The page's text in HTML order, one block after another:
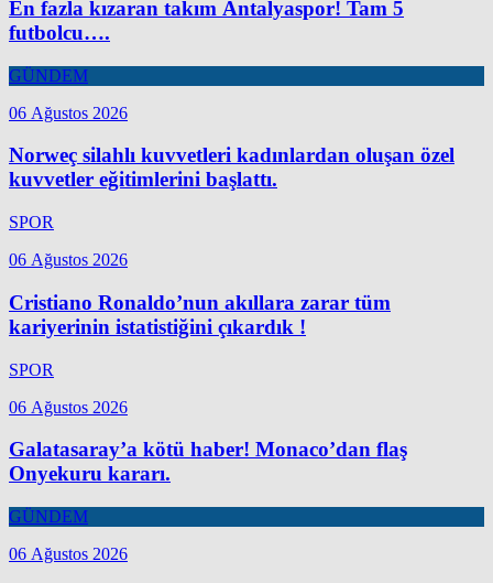
En fazla kızaran takım Antalyaspor! Tam 5
futbolcu….
GÜNDEM
06 Ağustos 2026
Norweç silahlı kuvvetleri kadınlardan oluşan özel
kuvvetler eğitimlerini başlattı.
SPOR
06 Ağustos 2026
Cristiano Ronaldo’nun akıllara zarar tüm
kariyerinin istatistiğini çıkardık !
SPOR
06 Ağustos 2026
Galatasaray’a kötü haber! Monaco’dan flaş
Onyekuru kararı.
GÜNDEM
06 Ağustos 2026